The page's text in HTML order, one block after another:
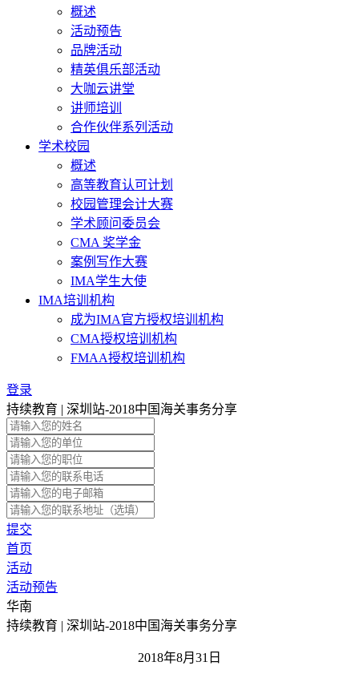
概述
活动预告
品牌活动
精英俱乐部活动
大咖云讲堂
讲师培训
合作伙伴系列活动
学术校园
概述
高等教育认可计划
校园管理会计大赛
学术顾问委员会
CMA 奖学金
案例写作大赛
IMA学生大使
IMA培训机构
成为IMA官方授权培训机构
CMA授权培训机构
FMAA授权培训机构
登录
持续教育 | 深圳站-2018中国海关事务分享
提交
首页
活动
活动预告
华南
持续教育 | 深圳站-2018中国海关事务分享
2018年8月31日